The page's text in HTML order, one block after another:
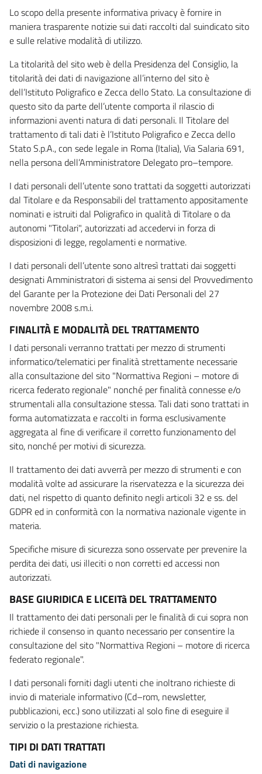
Lo scopo della presente informativa privacy è fornire in
maniera trasparente notizie sui dati raccolti dal suindicato sito
e sulle relative modalità di utilizzo.
La titolarità del sito web è della Presidenza del Consiglio, la
titolarità dei dati di navigazione all’interno del sito è
dell’Istituto Poligrafico e Zecca dello Stato. La consultazione di
questo sito da parte dell’utente comporta il rilascio di
informazioni aventi natura di dati personali. Il Titolare del
trattamento di tali dati è l’Istituto Poligrafico e Zecca dello
Stato S.p.A., con sede legale in Roma (Italia), Via Salaria 691,
nella persona dell’Amministratore Delegato pro–tempore.
I dati personali dell’utente sono trattati da soggetti autorizzati
dal Titolare e da Responsabili del trattamento appositamente
nominati e istruiti dal Poligrafico in qualità di Titolare o da
autonomi "Titolari", autorizzati ad accedervi in forza di
disposizioni di legge, regolamenti e normative.
I dati personali dell’utente sono altresì trattati dai soggetti
designati Amministratori di sistema ai sensi del Provvedimento
del Garante per la Protezione dei Dati Personali del 27
novembre 2008 s.m.i.
FINALITÀ E MODALITÀ DEL TRATTAMENTO
I dati personali verranno trattati per mezzo di strumenti
informatico/telematici per finalità strettamente necessarie
alla consultazione del sito "Normattiva Regioni – motore di
ricerca federato regionale" nonché per finalità connesse e/o
strumentali alla consultazione stessa. Tali dati sono trattati in
forma automatizzata e raccolti in forma esclusivamente
aggregata al fine di verificare il corretto funzionamento del
sito, nonché per motivi di sicurezza.
Il trattamento dei dati avverrà per mezzo di strumenti e con
modalità volte ad assicurare la riservatezza e la sicurezza dei
dati, nel rispetto di quanto definito negli articoli 32 e ss. del
GDPR ed in conformità con la normativa nazionale vigente in
materia.
Specifiche misure di sicurezza sono osservate per prevenire la
perdita dei dati, usi illeciti o non corretti ed accessi non
autorizzati.
BASE GIURIDICA E LICEITà DEL TRATTAMENTO
Il trattamento dei dati personali per le finalità di cui sopra non
richiede il consenso in quanto necessario per consentire la
consultazione del sito "Normattiva Regioni – motore di ricerca
federato regionale".
I dati personali forniti dagli utenti che inoltrano richieste di
invio di materiale informativo (Cd–rom, newsletter,
pubblicazioni, ecc.) sono utilizzati al solo fine di eseguire il
servizio o la prestazione richiesta.
TIPI DI DATI TRATTATI
Dati di navigazione